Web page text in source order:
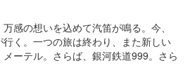
感の想いを込めて汽笛が鳴る。今、
く。一つの旅は終わり、また新しい
ーテル。さらば、銀河鉄道999。さら